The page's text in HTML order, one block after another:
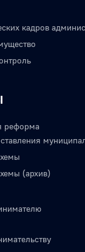
кадров
реформа
(архив)